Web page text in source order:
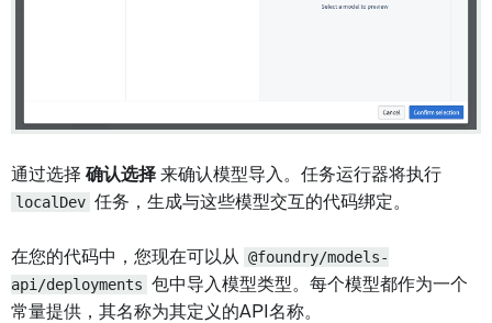
通过选择 确认选择 来确认模型导入。任务运行器将执行
localDev 任务，生成与这些模型交互的代码绑定。
在您的代码中，您现在可以从
@foundry/models-
api/deployments 包中导入模型类型。每个模型都作为一个
常量提供，其名称为其定义的API名称。